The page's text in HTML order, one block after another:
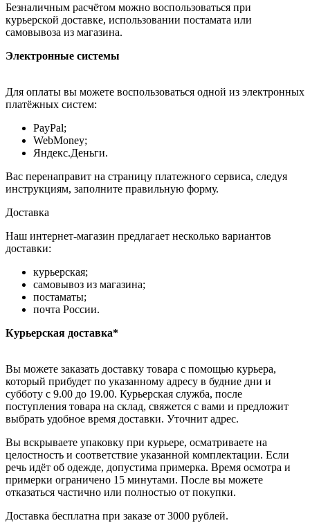
Безналичным расчётом можно воспользоваться при
курьерской доставке, использовании постамата или
самовывоза из магазина.
Электронные системы
Для оплаты вы можете воспользоваться одной из электронных
платёжных систем:
PayPal;
WebMoney;
Яндекс.Деньги.
Вас перенаправит на страницу платежного сервиса, следуя
инструкциям, заполните правильную форму.
Доставка
Наш интернет-магазин предлагает несколько вариантов
доставки:
курьерская;
самовывоз из магазина;
постаматы;
почта России.
Курьерская доставка*
Вы можете заказать доставку товара с помощью курьера,
который прибудет по указанному адресу в будние дни и
субботу с 9.00 до 19.00. Курьерская служба, после
поступления товара на склад, свяжется с вами и предложит
выбрать удобное время доставки. Уточнит адрес.
Вы вскрываете упаковку при курьере, осматриваете на
целостность и соответствие указанной комплектации. Если
речь идёт об одежде, допустима примерка. Время осмотра и
примерки ограничено 15 минутами. После вы можете
отказаться частично или полностью от покупки.
Доставка бесплатна при заказе от 3000 рублей.